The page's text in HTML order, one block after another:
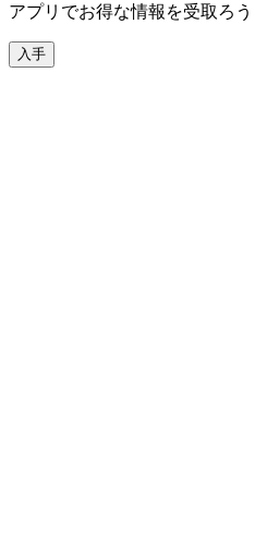
アプリでお得な情報を受取ろう
入手